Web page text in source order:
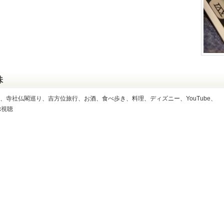
寺社仏閣巡り、吉方位旅行、お酒、食べ歩き、料理、ディズニー、YouTube、
視聴